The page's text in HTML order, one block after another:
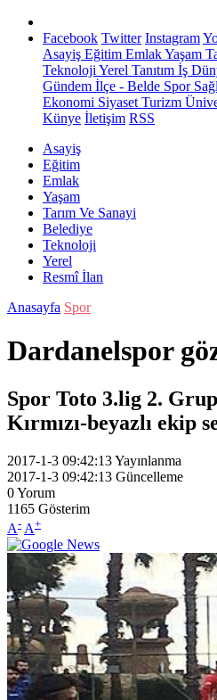
Facebook Twitter Instagram
Asayiş Eğitim EmlakYaşam
Teknoloji Yerel Tanıtım İş
Gündem İlçe - Belde Spor
Ekonomi Siyaset Turizm
Künye İletişim RSS
Asayiş
Eğitim
Emlak
Yaşam
Tarım Ve Sanayi
Belediye
Teknoloji
Yerel
Resmî İlan
Anasayfa Spor
Dardanelspor
Spor Toto 3.lig 2.
Kırmızı-beyazlı ekip
2017-1-3 09:42:13Yayınlanma
2017-1-3 09:42:13 Güncelleme
0Yorum
1165 Gösterim
A- A+